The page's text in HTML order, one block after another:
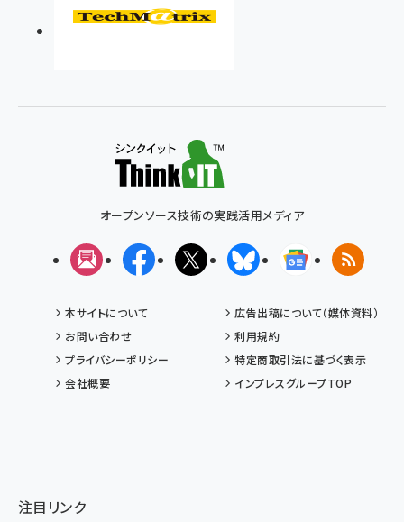
オープンソース技術の実践活用メディア
メルマガFacebookX(エックス)BlueskyGoogleニュ
RSS
本サイトについて
広告出稿について（媒体資料）
お問い合わせ
利用規約
プライバシーポリシー
特定商取引法に基づく表示
会社概要
インプレスグループTOP
注目リンク